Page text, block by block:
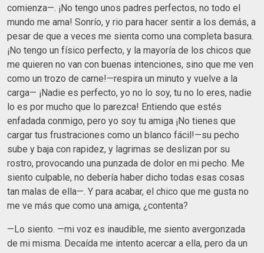
comienza—. ¡No tengo unos padres perfectos, no todo el
mundo me ama! Sonrío, y rio para hacer sentir a los demás, a
pesar de que a veces me sienta como una completa basura.
¡No tengo un físico perfecto, y la mayoría de los chicos que
me quieren no van con buenas intenciones, sino que me ven
como un trozo de carne!—respira un minuto y vuelve a la
carga— ¡Nadie es perfecto, yo no lo soy, tu no lo eres, nadie
lo es por mucho que lo parezca! Entiendo que estés
enfadada conmigo, pero yo soy tu amiga ¡No tienes que
cargar tus frustraciones como un blanco fácil!—su pecho
sube y baja con rapidez, y lagrimas se deslizan por su
rostro, provocando una punzada de dolor en mi pecho. Me
siento culpable, no debería haber dicho todas esas cosas
tan malas de ella—. Y para acabar, el chico que me gusta no
me ve más que como una amiga, ¿contenta?
—Lo siento. —mi voz es inaudible, me siento avergonzada
de mi misma. Decaída me intento acercar a ella, pero da un